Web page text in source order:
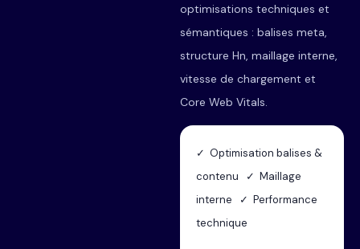
optimisations techniques et
sémantiques : balises meta,
structure Hn, maillage interne,
vitesse de chargement et
Core Web Vitals.
✓ Optimisation balises &
contenu ✓ Maillage
interne ✓ Performance
technique